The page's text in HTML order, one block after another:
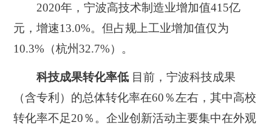
2020年，宁波高技术制造业增加值415亿
元，增速13.0%。但占规上工业增加值仅为
10.3%（杭州32.7%）。
科技成果转化率低 目前，宁波科技成果
（含专利 ）的总体转化率在60％左右，其中高校
转化率不足20％。企业创新活动主要集中在外观